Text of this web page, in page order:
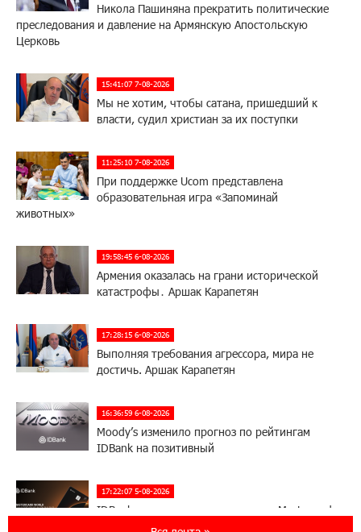
Никола Пашиняна прекратить политические
преследования и давление на Армянскую Апостольскую
Церковь
15:41:07 7-08-2026
Мы не хотим, чтобы сатана, пришедший к
власти, судил христиан за их поступки
11:25:10 7-08-2026
При поддержке Ucom представлена
образовательная игра «Запоминай
животных»
19:58:45 6-08-2026
Армения оказалась на грани исторической
катастрофы․ Аршак Карапетян
17:28:15 6-08-2026
Выполняя требования агрессора, мира не
достичь. Аршак Карапетян
16:36:59 6-08-2026
Moody’s изменило прогноз по рейтингам
IDBank на позитивный
17:22:07 5-08-2026
IDBank представляет новую карту Mastercard
World с преимуществами для путешествий и